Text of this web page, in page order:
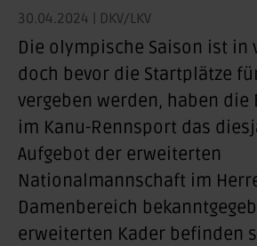
30.04.2024 | DKV/LKV
Die olympische Saison ist in
doch bevor die Startplätze
vergeben werden, haben
im Kanu-Rennsport das
Aufgebot der erweiterten
Nationalmannschaft im
Damenbereich
erweiterten Kader befinden